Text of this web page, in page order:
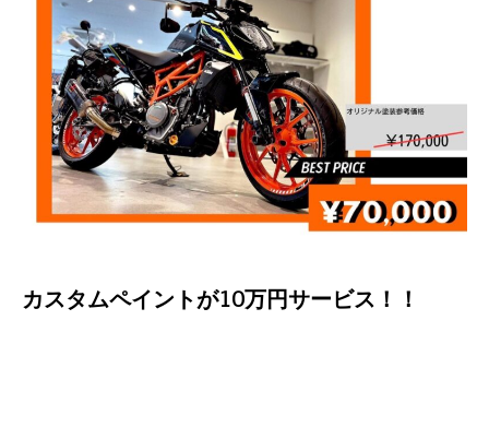
カスタムペイントが10万円サービス！！